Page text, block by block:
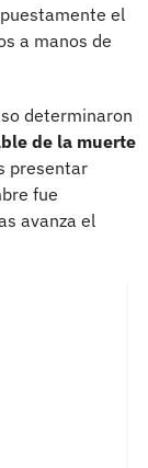
el
a manos de
determinaron
de la muerte
presentar
fue
avanza el